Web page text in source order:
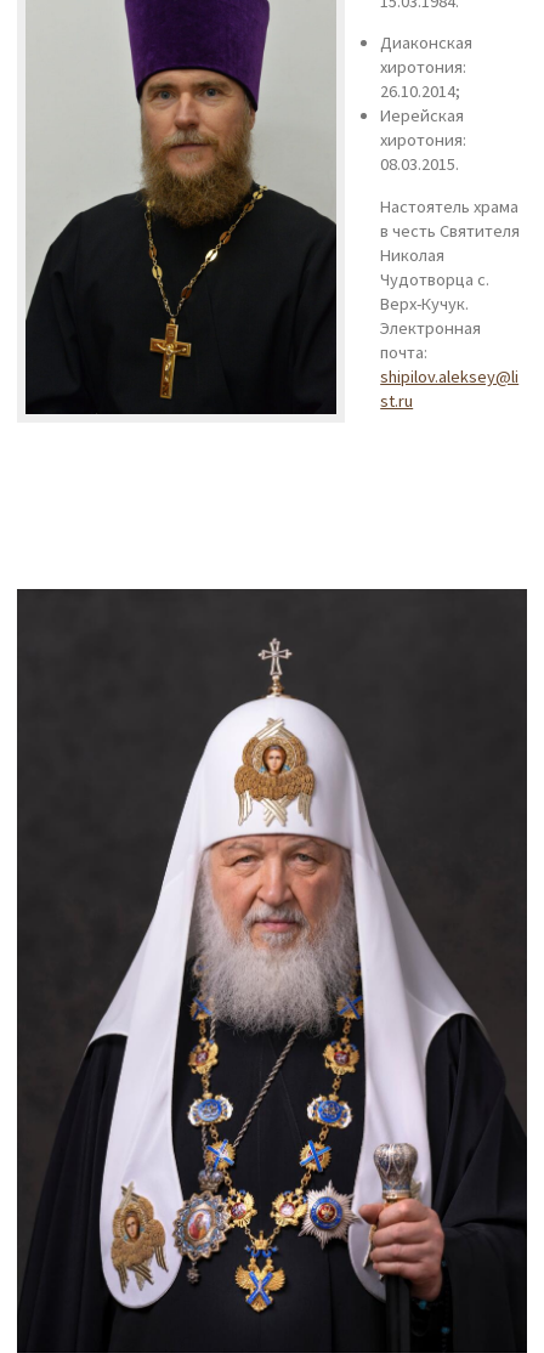
Диаконская
хиротония:
26.10.2014;
Иерейская
хиротония:
08.03.2015.
Настоятель храма
в честь Святителя
Николая
Чудотворца с.
Верх-Кучук.
Электронная
почта:
shipilov.aleksey@li
st.ru